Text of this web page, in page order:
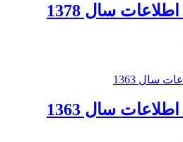
سال 1378
سال 1363